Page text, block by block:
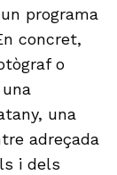
programa
concret,
o
una
adreçada
i dels